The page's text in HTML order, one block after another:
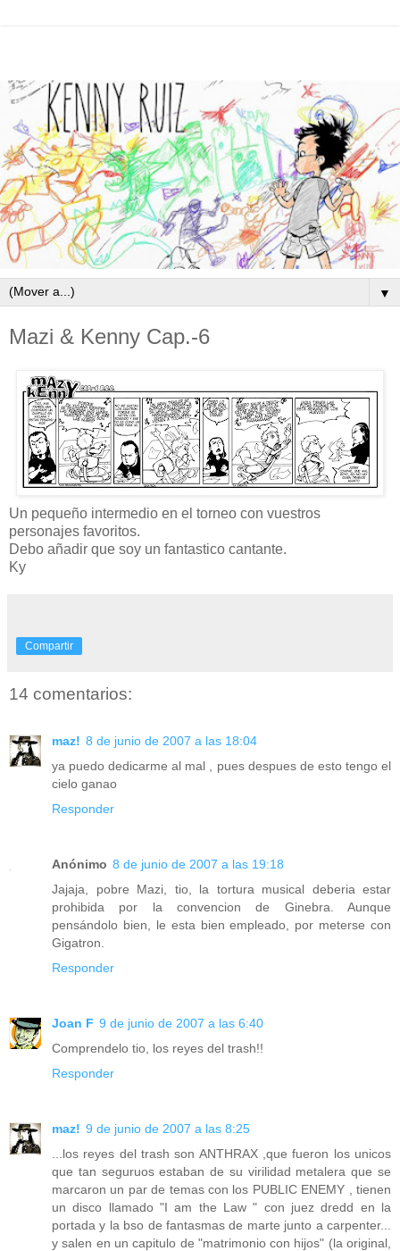
▼
Mazi & Kenny Cap.-6
Un pequeño intermedio en el torneo con vuestros
personajes favoritos.
Debo añadir que soy un fantastico cantante.
Ky
Compartir
14 comentarios:
maz! 8 de junio de 2007 a las 18:04
ya puedo dedicarme al mal , pues despues de esto tengo el
cielo ganao
Responder
Anónimo 8 de junio de 2007 a las 19:18
Jajaja, pobre Mazi, tio, la tortura musical deberia estar
prohibida por la convencion de Ginebra. Aunque
pensándolo bien, le esta bien empleado, por meterse con
Gigatron.
Responder
Joan F 9 de junio de 2007 a las 6:40
Comprendelo tio, los reyes del trash!!
Responder
maz! 9 de junio de 2007 a las 8:25
...los reyes del trash son ANTHRAX ,que fueron los unicos
que tan seguruos estaban de su virilidad metalera que se
marcaron un par de temas con los PUBLIC ENEMY , tienen
un disco llamado "I am the Law " con juez dredd en la
portada y la bso de fantasmas de marte junto a carpenter...
y salen en un capitulo de "matrimonio con hijos" (la original,